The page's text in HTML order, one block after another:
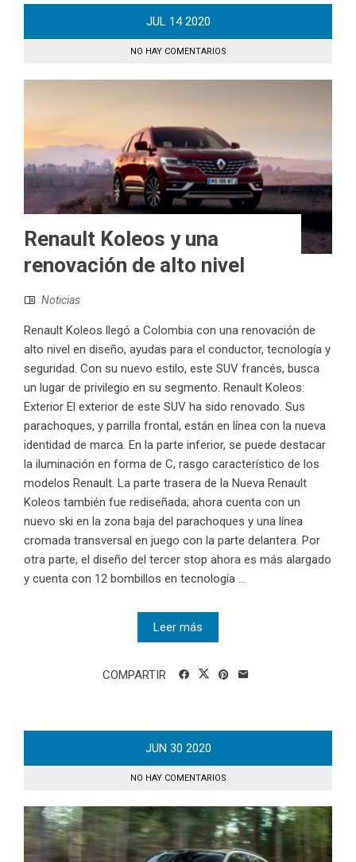
JUL 14 2020
NO HAY COMENTARIOS
Renault Koleos y una
renovación de alto nivel
Noticias
Renault Koleos llegó a Colombia con una renovación de
alto nivel en diseño, ayudas para el conductor, tecnología y
seguridad. Con su nuevo estilo, este SUV francés, busca
un lugar de privilegio en su segmento. Renault Koleos:
Exterior El exterior de este SUV ha sido renovado. Sus
parachoques, y parrilla frontal, están en línea con la nueva
identidad de marca. En la parte inferior, se puede destacar
la iluminación en forma de C, rasgo característico de los
modelos Renault. La parte trasera de la Nueva Renault
Koleos también fue rediseñada; ahora cuenta con un
nuevo ski en la zona baja del parachoques y una línea
cromada transversal en juego con la parte delantera. Por
otra parte, el diseño del tercer stop ahora es más alargado
y cuenta con 12 bombillos en tecnología ...
Leer más
COMPARTIR
JUN 30 2020
NO HAY COMENTARIOS